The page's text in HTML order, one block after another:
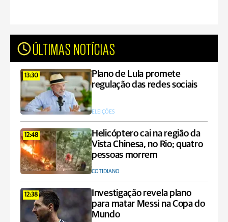
ÚLTIMAS NOTÍCIAS
13:30
Plano de Lula promete
regulação das redes sociais
ELEIÇÕES
12:48
Helicóptero cai na região da
Vista Chinesa, no Rio; quatro
pessoas morrem
COTIDIANO
12:38
Investigação revela plano
para matar Messi na Copa do
Mundo